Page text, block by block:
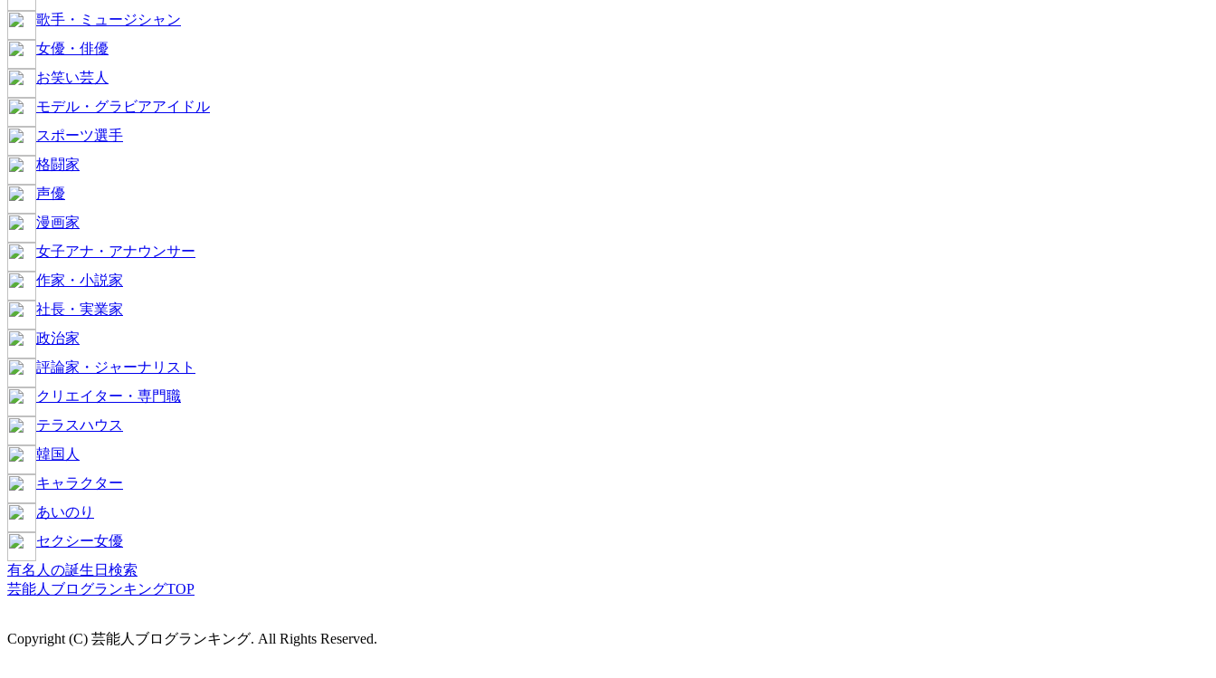
歌手・ミュージシャン
女優・俳優
お笑い芸人
モデル・グラビアアイドル
スポーツ選手
格闘家
声優
漫画家
女子アナ・アナウンサー
作家・小説家
社長・実業家
政治家
評論家・ジャーナリスト
クリエイター・専門職
テラスハウス
韓国人
キャラクター
あいのり
セクシー女優
有名人の誕生日検索
芸能人ブログランキングTOP
Copyright (C) 芸能人ブログランキング. All Rights Reserved.